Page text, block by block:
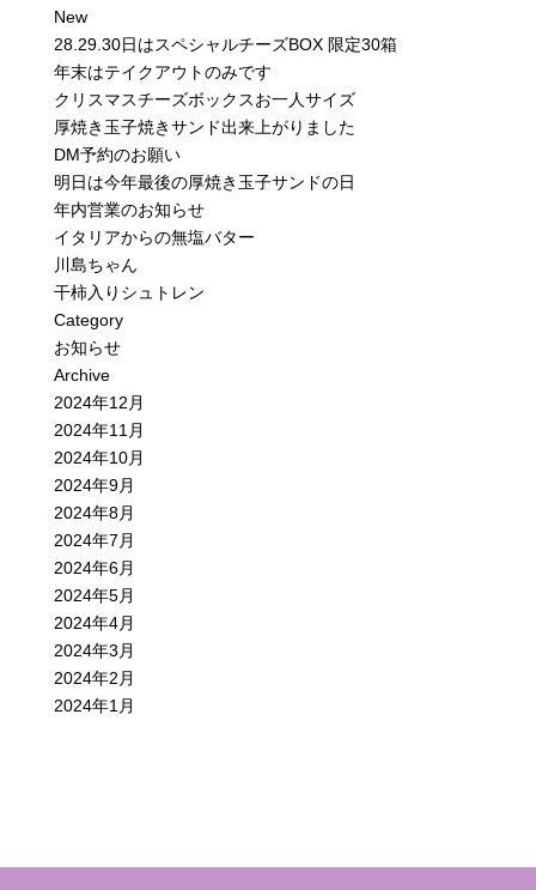
New
28.29.30日はスペシャルチーズBOX 限定30箱
年末はテイクアウトのみです
クリスマスチーズボックスお一人サイズ
厚焼き玉子焼きサンド出来上がりました
DM予約のお願い
明日は今年最後の厚焼き玉子サンドの日
年内営業のお知らせ
イタリアからの無塩バター
川島ちゃん
干柿入りシュトレン
Category
お知らせ
Archive
2024年12月
2024年11月
2024年10月
2024年9月
2024年8月
2024年7月
2024年6月
2024年5月
2024年4月
2024年3月
2024年2月
2024年1月